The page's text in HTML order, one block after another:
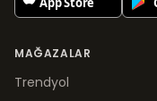
MAĞAZALAR
Trendyol